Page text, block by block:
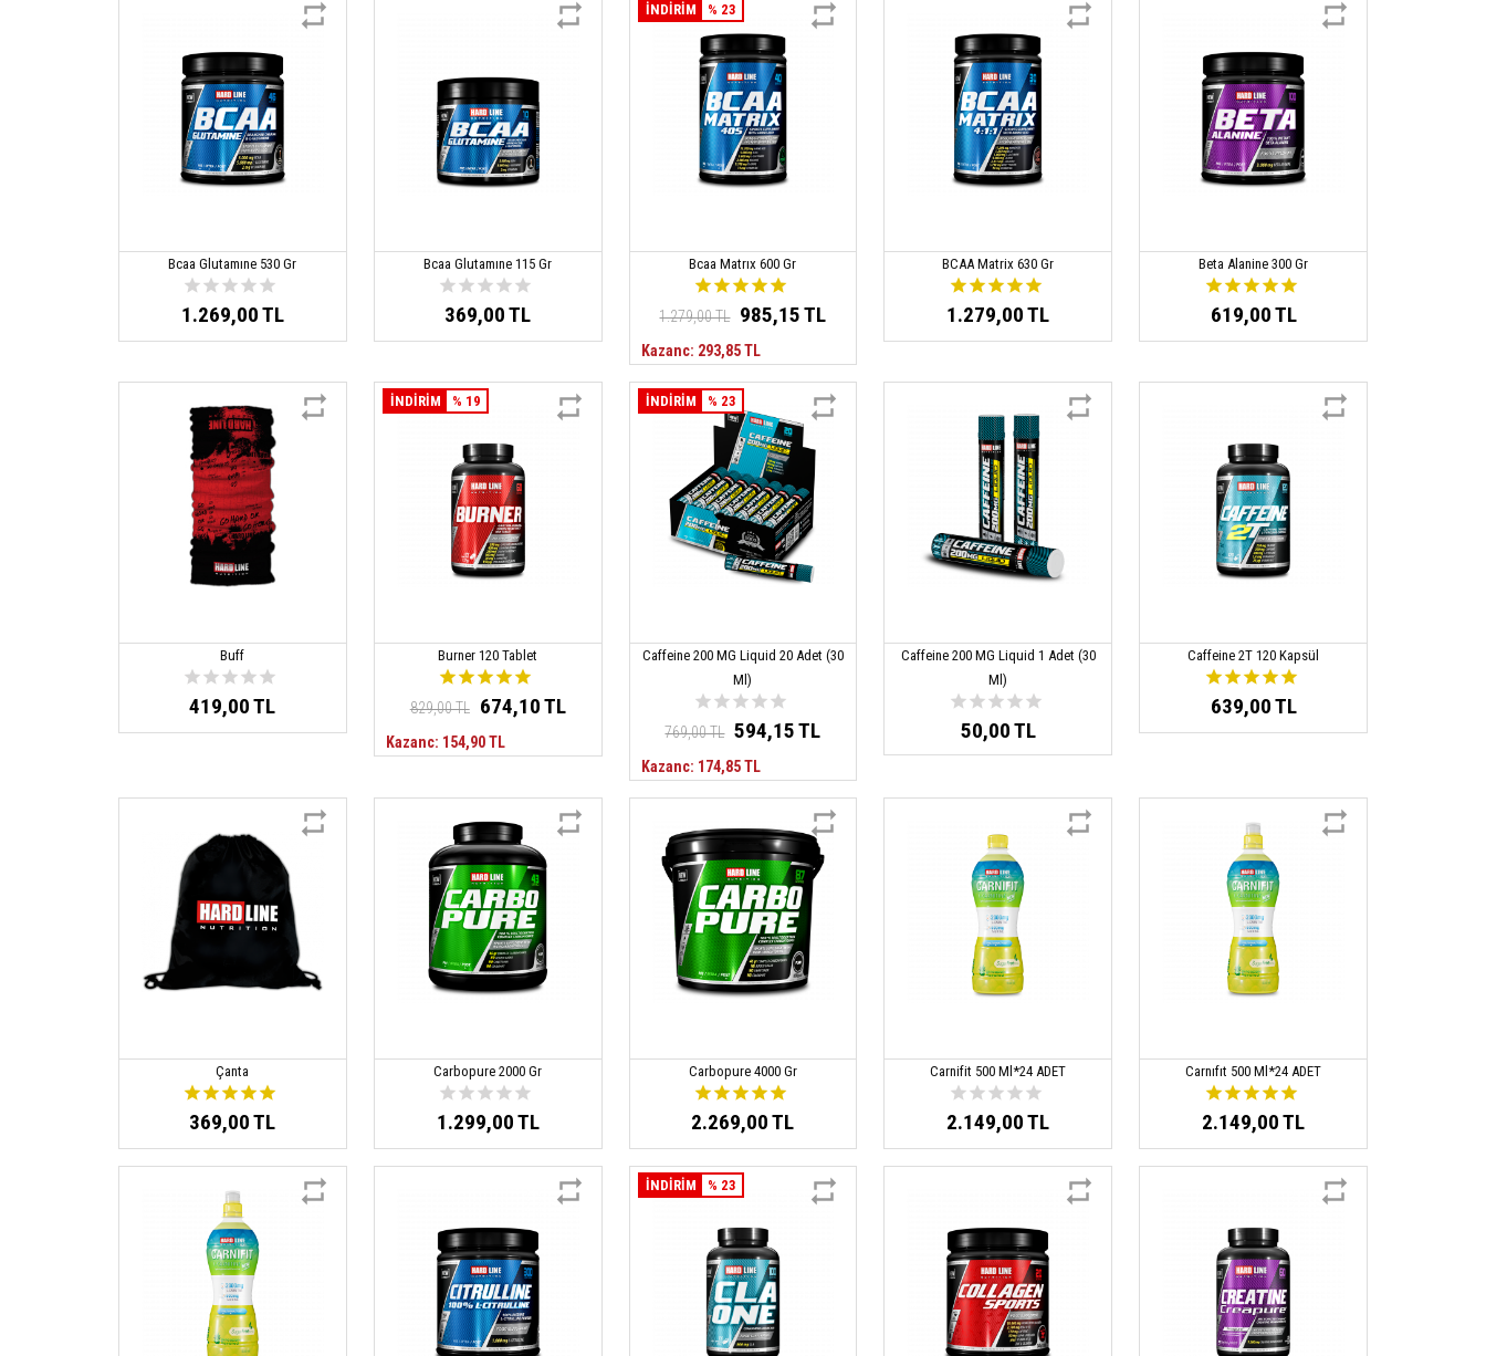
Bcaa Glutamıne 530 Gr
1.269,00 TL
Bcaa Glutamıne 115 Gr
369,00 TL
İNDİRİM % 23
Bcaa Matrıx 600 Gr
1.279,00 TL 985,15 TL
Kazanc: 293,85 TL
BCAA Matrix 630 Gr
1.279,00 TL
Beta Alanine 300 Gr
619,00 TL
Buff
419,00 TL
İNDİRİM % 19
Burner 120 Tablet
829,00 TL 674,10 TL
Kazanc: 154,90 TL
İNDİRİM % 23
Caffeine 200 MG Liquid 20 Adet (30
Ml)
769,00 TL 594,15 TL
Kazanc: 174,85 TL
Caffeine 200 MG Liquid 1 Adet (30
Ml)
50,00 TL
Caffeine 2T 120 Kapsül
639,00 TL
Çanta
369,00 TL
Carbopure 2000 Gr
1.299,00 TL
Carbopure 4000 Gr
2.269,00 TL
Carnifit 500 Ml*24 ADET
2.149,00 TL
Carnıfıt 500 Ml*24 ADET
2.149,00 TL
İNDİRİM % 23